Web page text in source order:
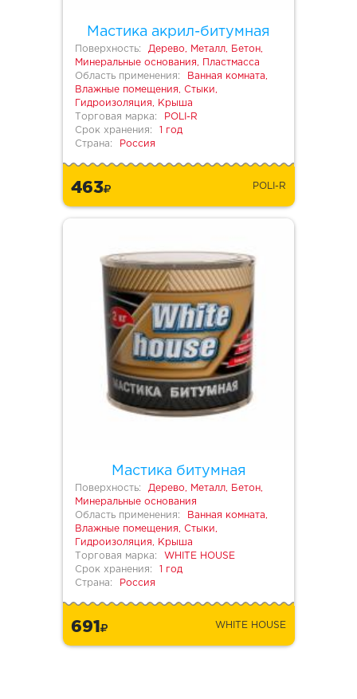
Мастика акрил-битумная
Поверхность:
Дерево, Металл, Бетон,
Минеральные основания, Пластмасса
Область применения:
Ванная комната,
Влажные помещения, Стыки,
Гидроизоляция, Крыша
Торговая марка:
POLI-R
Срок хранения:
1 год
Страна:
Россия
463 POLI-R
Мастика битумная
Поверхность:
Дерево, Металл, Бетон,
Минеральные основания
Область применения:
Ванная комната,
Влажные помещения, Стыки,
Гидроизоляция, Крыша
Торговая марка:
WHITE HOUSE
Срок хранения:
1 год
Страна:
Россия
691 WHITE HOUSE